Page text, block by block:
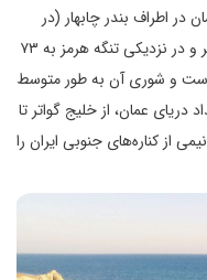
اطراف بندر چابهار (در
استان سیستان و بلوچستان) حدود ۳۳۹۸ متر و در نزدیکی تنگه هرمز به ۷۳
و شوری آن به طور متوسط
دریای عمان، از خلیج گواتر تا
نیمی از کناره‌های جنوبی ایران را